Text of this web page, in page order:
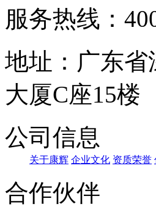
服务热线：
地址：广东
大厦C座15楼
公司信息
关于康辉 企业文化 资质荣誉
合作伙伴